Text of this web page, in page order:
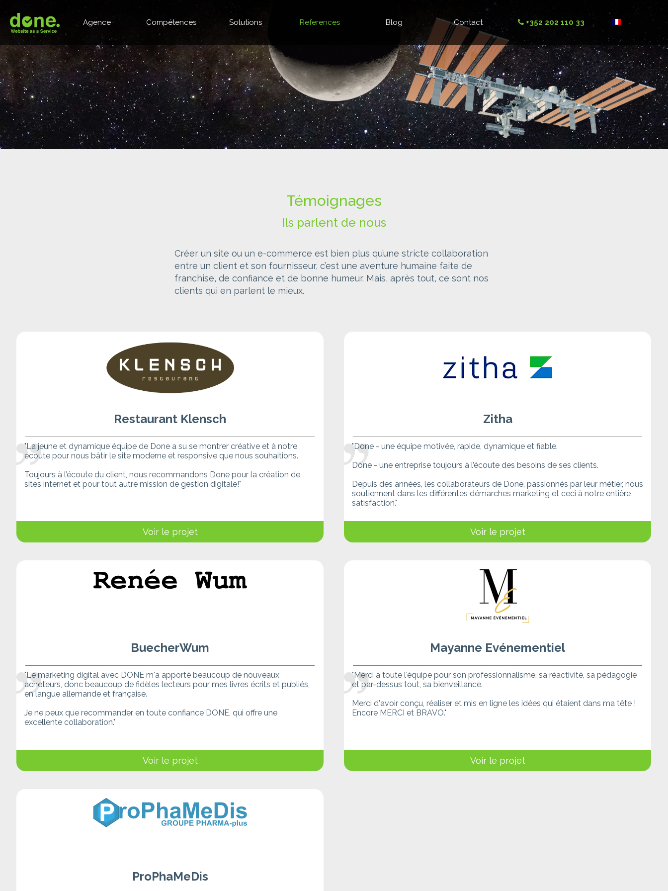
Agence Compétences Solutions References Blog Contact +352 202 110 33
Témoignages
Ils parlent de nous
Créer un site ou un e-commerce est bien plus qu’une stricte collaboration
entre un client et son fournisseur, c’est une aventure humaine faite de
franchise, de confiance et de bonne humeur. Mais, après tout, ce sont nos
clients qui en parlent le mieux.
Restaurant Klensch
"La jeune et dynamique équipe de Done a su se montrer créative et à notre
écoute pour nous bâtir le site moderne et responsive que nous souhaitions.
Toujours à l’écoute du client, nous recommandons Done pour la création de
sites internet et pour tout autre mission de gestion digitale!"
Voir le projet
Zitha
"Done - une équipe motivée, rapide, dynamique et fiable.
Done - une entreprise toujours à l’écoute des besoins de ses clients.
Depuis des années, les collaborateurs de Done, passionnés par leur métier, nous
soutiennent dans les différentes démarches marketing et ceci à notre entière
satisfaction."
Voir le projet
BuecherWum
"Le marketing digital avec DONE m'a apporté beaucoup de nouveaux
acheteurs, donc beaucoup de fidèles lecteurs pour mes livres écrits et publiés,
en langue allemande et française.
Je ne peux que recommander en toute confiance DONE, qui offre une
excellente collaboration."
Voir le projet
Mayanne Evénementiel
"Merci à toute l'équipe pour son professionnalisme, sa réactivité, sa pédagogie
et par-dessus tout, sa bienveillance.
Merci d'avoir conçu, réaliser et mis en ligne les idées qui étaient dans ma tête !
Encore MERCI et BRAVO."
Voir le projet
ProPhaMeDis